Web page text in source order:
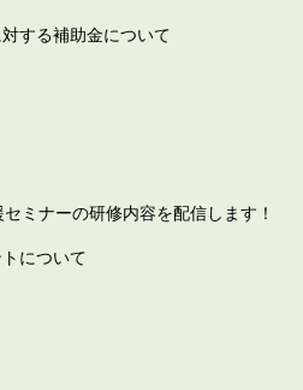
する補助金について
ミナーの研修内容を配信します！
について